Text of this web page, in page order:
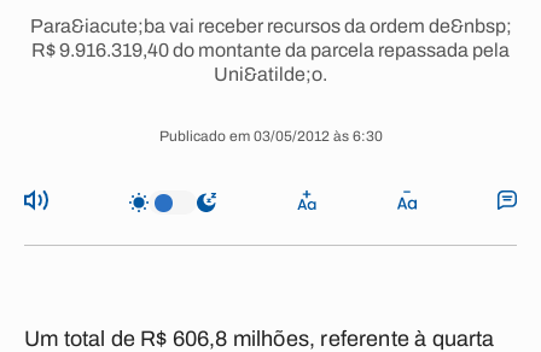
Para&iacute;ba vai receber recursos da ordem de&nbsp;
R$ 9.916.319,40 do montante da parcela repassada pela
Uni&atilde;o.
Publicado em 03/05/2012 às 6:30
Um total de R$ 606,8 milhões, referente à quarta